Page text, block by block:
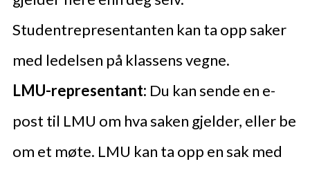
Studentrepresentanten kan ta opp saker
med ledelsen på klassens vegne.
LMU-representant: Du kan sende en e-
post til LMU om hva saken gjelder, eller be
om et møte. LMU kan ta opp en sak med